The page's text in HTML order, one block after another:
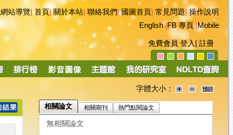
網站導覽|首頁|關於本站 聯絡我們|國圖首頁 常見問題|操作說明
English|FB 專頁|Mobile
免費會員 登入 註冊
字體大小：
相關論文 相關期刊 熱門點閱論文
無相關論文